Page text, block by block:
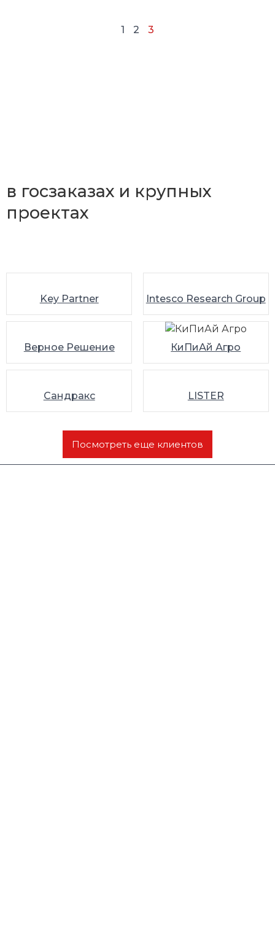
1 2 3
в госзаказах и крупных
проектах
Key Partner Intesco Research Group
Верное Решение КиПиАй Агро
Сандракс LISTER
Посмотреть еще клиентов